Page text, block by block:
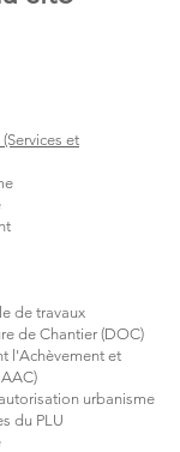
et
travaux
Chantier (DOC)
et
urbanisme
PLU